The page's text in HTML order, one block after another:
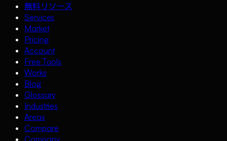
無料リソース
Services
Market
Pricing
Account
Free Tools
Works
Blog
Glossary
Industries
Areas
Compare
Company